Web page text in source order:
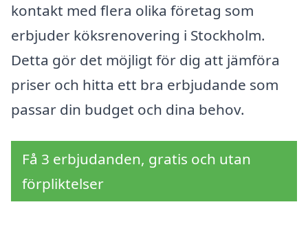
kontakt med flera olika företag som
erbjuder köksrenovering i Stockholm.
Detta gör det möjligt för dig att jämföra
priser och hitta ett bra erbjudande som
passar din budget och dina behov.
Få 3 erbjudanden, gratis och utan
förpliktelser